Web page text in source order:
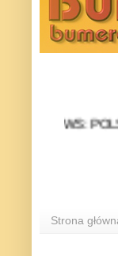
NEWS: POLSKA:
Strona